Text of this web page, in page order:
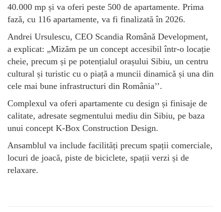
40.000 mp și va oferi peste 500 de apartamente. Prima
fază, cu 116 apartamente, va fi finalizată în 2026.
Andrei Ursulescu, CEO Scandia Română Development,
a explicat: „Mizăm pe un concept accesibil într-o locație
cheie, precum și pe potențialul orașului Sibiu, un centru
cultural și turistic cu o piață a muncii dinamică și una din
cele mai bune infrastructuri din România’’.
Complexul va oferi apartamente cu design și finisaje de
calitate, adresate segmentului mediu din Sibiu, pe baza
unui concept K-Box Construction Design.
Ansamblul va include facilități precum spații comerciale,
locuri de joacă, piste de biciclete, spații verzi și de
relaxare.